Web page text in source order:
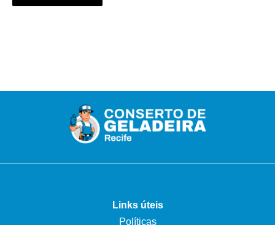
Links úteis
Políticas